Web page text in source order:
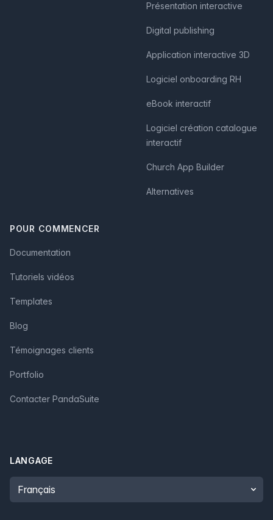
Présentation interactive
Digital publishing
Application interactive 3D
Logiciel onboarding RH
eBook interactif
Logiciel création catalogue
interactif
Church App Builder
Alternatives
POUR COMMENCER
Documentation
Tutoriels vidéos
Templates
Blog
Témoignages clients
Portfolio
Contacter PandaSuite
LANGAGE
Language